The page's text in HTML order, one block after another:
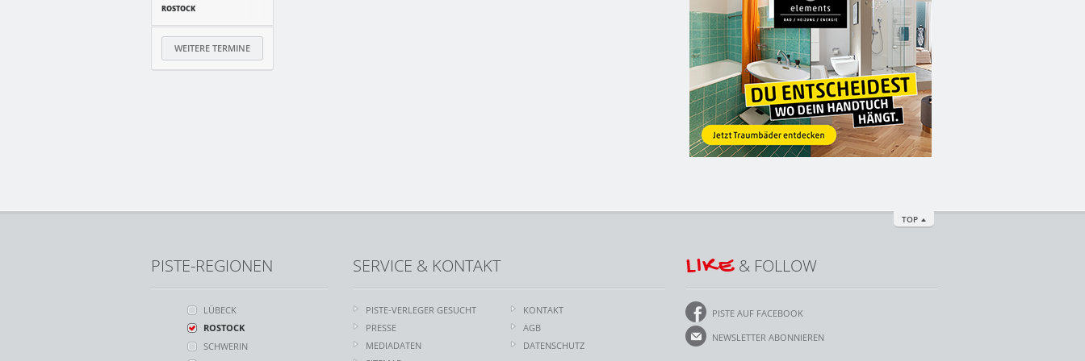
ROSTOCK
WEITERE TERMINE
TOP
PISTE-REGIONEN
LÜBECK
ROSTOCK
SCHWERIN
SERVICE & KONTAKT
PISTE-VERLEGER GESUCHT
PRESSE
MEDIADATEN
KONTAKT
AGB
DATENSCHUTZ
LIKE& FOLLOW
PISTE AUF FACEBOOK
NEWSLETTER ABONNIEREN